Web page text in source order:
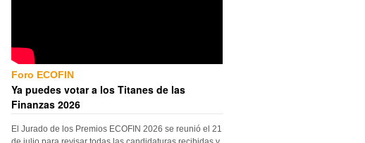
Foro ECOFIN
Ya puedes votar a los Titanes de las
Finanzas 2026
El Jurado de los Premios ECOFIN 2026 se reunió el 21